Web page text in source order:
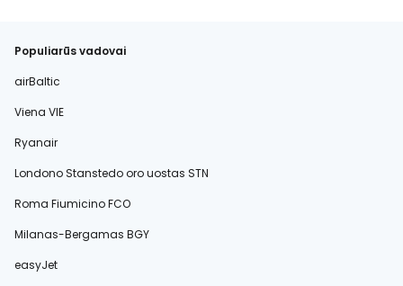
Populiarūs vadovai
airBaltic
Viena VIE
Ryanair
Londono Stanstedo oro uostas STN
Roma Fiumicino FCO
Milanas-Bergamas BGY
easyJet